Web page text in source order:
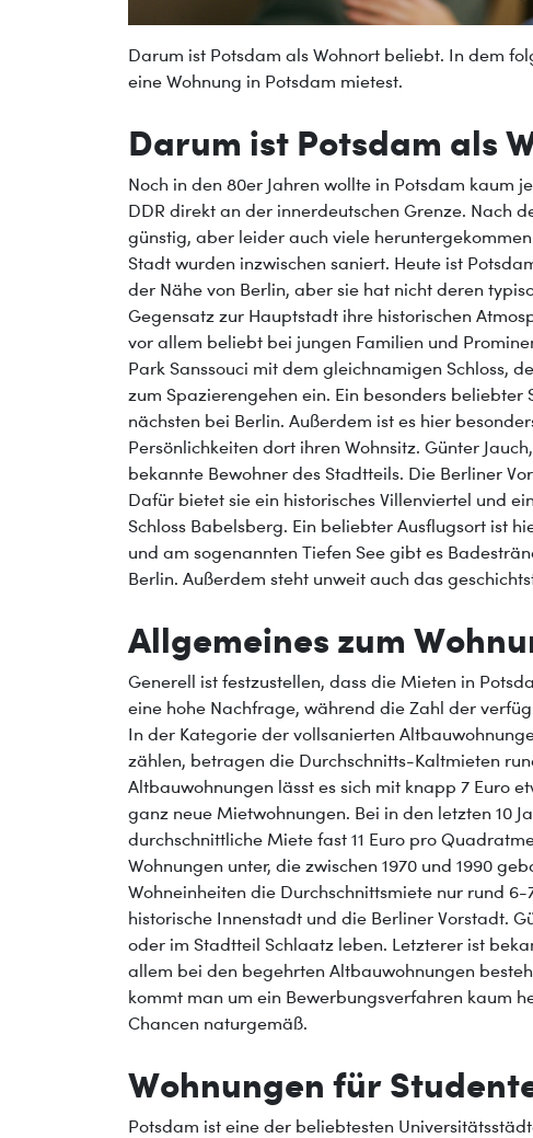
Darum ist Potsdam als Wohnort beliebt. In dem
eine Wohnung in Potsdam mietest.
Darum ist Potsdam als
Noch in den 80er Jahren wollte in Potsdam kaum
DDR direkt an der innerdeutschen Grenze. Nach
günstig, aber leider auch viele
Stadt wurden inzwischen saniert. Heute ist
der Nähe von Berlin, aber sie hat nicht deren
Gegensatz zur Hauptstadt ihre historischen
vor allem beliebt bei jungen Familien und
Park Sanssouci mit dem gleichnamigen Schloss,
zum Spazierengehen ein. Ein besonders
nächsten bei Berlin. Außerdem ist es hier
Persönlichkeiten dort ihren Wohnsitz. Günter
bekannte Bewohner des Stadtteils. Die Berliner
Dafür bietet sie ein historisches Villenviertel und
Schloss Babelsberg. Ein beliebter Ausflugsort ist
und am sogenannten Tiefen See gibt es
Berlin. Außerdem steht unweit auch das
Allgemeines zum
Generell ist festzustellen, dass die Mieten in
eine hohe Nachfrage, während die Zahl der
In der Kategorie der vollsanierten
zählen, betragen die Durchschnitts-Kaltmieten
Altbauwohnungen lässt es sich mit knapp 7 Euro
ganz neue Mietwohnungen. Bei in den letzten 10
durchschnittliche Miete fast 11 Euro pro
Wohnungen unter, die zwischen 1970 und 1990
Wohneinheiten die Durchschnittsmiete nur rund
historische Innenstadt und die Berliner Vorstadt.
oder im Stadtteil Schlaatz leben. Letzterer ist
allem bei den begehrten Altbauwohnungen
kommt man um ein Bewerbungsverfahren kaum
Chancen naturgemäß.
Wohnungen für
Potsdam ist eine der beliebtesten